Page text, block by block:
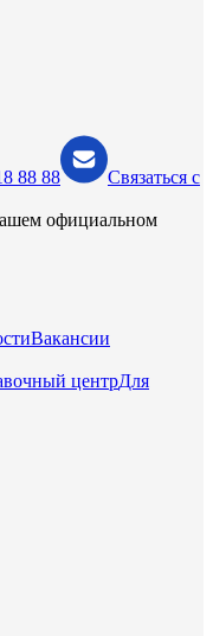
88 88
Связаться с
официальном
Вакансии
центрДля